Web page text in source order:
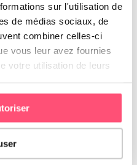
sur l'utilisation de
de médias sociaux, de
combiner celles-ci
vous leur avez fournies
votre utilisation de leurs
appréciez les chiens de
taille ? Trouvez votre
parmi notre sélection
races de chiens les …
Fauve de
de chasse d'origine
le Basset Fauve de
a progressivement su se